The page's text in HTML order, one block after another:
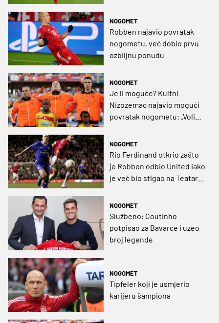
NOGOMET
Robben najavio povratak
nogometu, već dobio prvu
ozbiljnu ponudu
NOGOMET
Je li moguće? Kultni
Nizozemac najavio mogući
povratak nogometu: „Volio
NOGOMET
Rio Ferdinand otkrio zašto
je Robben odbio United iako
je već bio stigao na Teatar
NOGOMET
Službeno: Coutinho
potpisao za Bavarce i uzeo
broj legende
NOGOMET
Tipfeler koji je usmjerio
karijeru šampiona